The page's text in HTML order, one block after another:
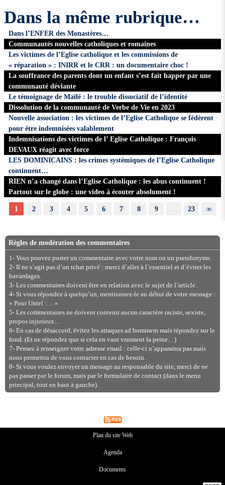
Dans la même rubrique…
Dans l’ENFER des Monastères…
Communautés nouvelles catholiques et romaines
Les victimes de l’Eglise catholique et les commissions de
« réparation » : INIRR et le CRR : un documentaire choc !
La souffrance des parents dont un enfant s’est fait happer par une
communauté déviante
Le témoignage de Maïlé : le trouble dissociatif de l’identité
Dissolution de la communauté de Verbe de Vie en 2023
Nouvelle association : les victimes de l’Eglise Catholique se fédèrent
pour être indemnisées valablement
Indemnisations des victimes de l’ Eglise Catholique : François
DEVAUX réagit avec force
LES DOMINICAINS : les crimes systémiques de l’Eglise Catholique
continuent…
RIEN n’a changé dans l’Eglise Catholique : les abus continuent !
Partout sur le globe : une video à écouter absolument !
1 2 3 4 5 6 7 8 9 … 23 ∞
Règles de modération des commentaires
1- Vous pouvez poster un commentaire avec votre nom ou un pseudonyme.
2- Il ne s’agit pas d’un tchat privé : merci d’aller à l’essentiel et d’éviter les
bavardages.
3- Les commentaires doivent être en relation avec le sujet de l’article.
4- Si vous répondez à quelqu’un, mentionnez-le au début de votre message :
« Pour Untel :… »
5- Les commentaires ne doivent contenir aucun caractère raciste, sexiste,
propos injurieux…
6- En cas de désaccord, évitez les attaques ad hominem mais répondez sur le
fond. (Et ne répondez que si cela en vaut vraiment la peine…)
7- Pensez à renseigner votre adresse email : celle-ci n’apparaitra pas mais
nous permettra de vous contacter en cas de besoin.
8- Si vous voulez envoyer un message au responsable du site, merci de ne
pas passer par le forum, mais par le formulaire de contact (dans le menu
principal, tout en haut à gauche).
Plan du site Web
Agenda
Documents